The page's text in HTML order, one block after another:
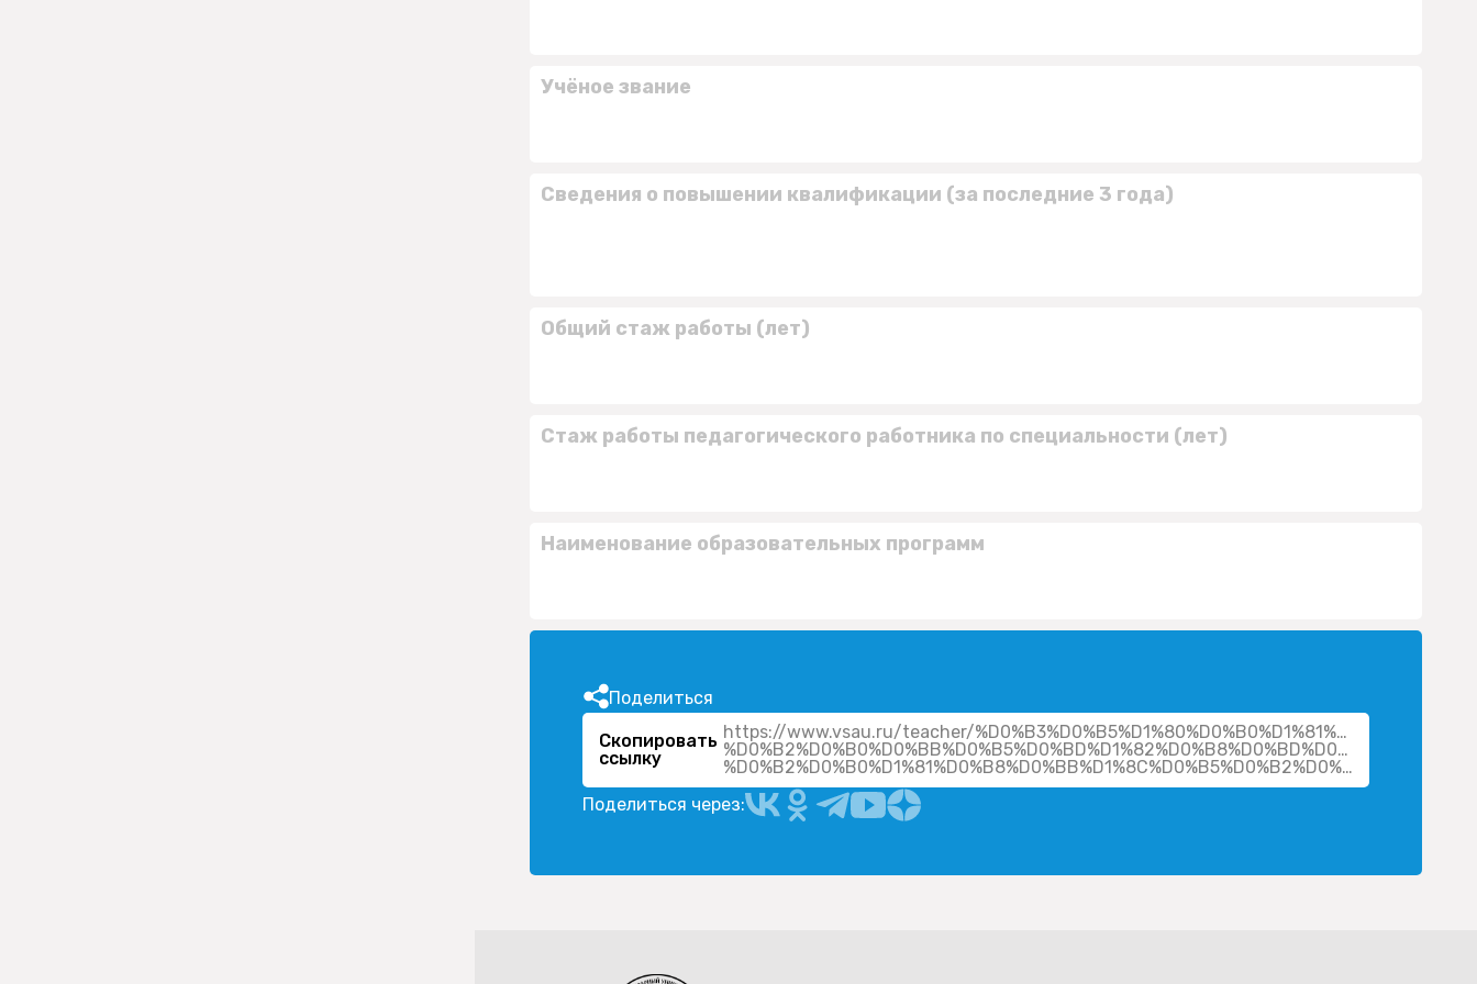
Учёное звание
Сведения о повышении квалификации (за последние 3 года)
Общий стаж работы (лет)
Стаж работы педагогического работника по специальности (лет)
Наименование образовательных программ
Поделиться
Скопировать
ссылку
https://www.vsau.ru/teacher/
%D0%B2%D0%B0%D0%BB%D0%B5%D0%BD%D1%82%D0%B8%D0%BD%D0%B0-
%D0%B2%D0%B0%D1%81%D0%B8%D0%BB%D1%8C%D0%B5%D0%B2%D0%BD%D0%B0/
Поделиться через: